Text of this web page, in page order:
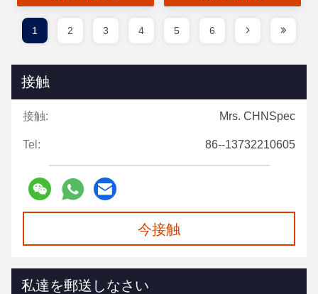
1 2 3 4 5 6
接触
接触: Mrs. CHNSpec
Tel: 86--13732210605
今接触
私達を郵送しなさい